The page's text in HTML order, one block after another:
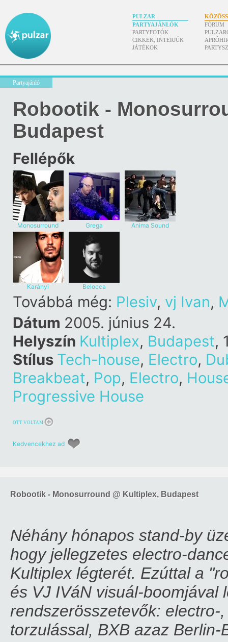
PULZAR
PARTYAJÁNLÓK
PARTYFOTÓK
CIKKEK, INTERJÚK
JÁTÉKOK
FÓRUM
Partyajánló
Robootik -
Budapest
Fellépők
Monosurround Grega
Anima Sound
Karányi Belocca
Továbbá még: Plesiv, vj Ivan,
Dátum 2005. június 24.
Helyszín Kultiplex, Budapest,
Stílus Tech-house, Electro,
Breakbeat, Pop, Electro,
Progressive House
OTT VOLTAM
Kedvencekhez ad
Robootik - Monosurround @ Kultiplex, Budapest
Néhány hónapos stand-by
hogy jellegzetes electro-
Kultiplex légterét. Ezúttal a
és VJ IVáN visuál-boomjával
rendszerösszetevők:
torzulással, BXB azaz